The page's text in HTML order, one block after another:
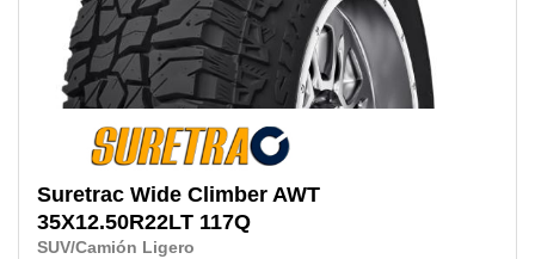
Suretrac Wide Climber AWT
35X12.50R22LT 117Q
SUV/Camión Ligero